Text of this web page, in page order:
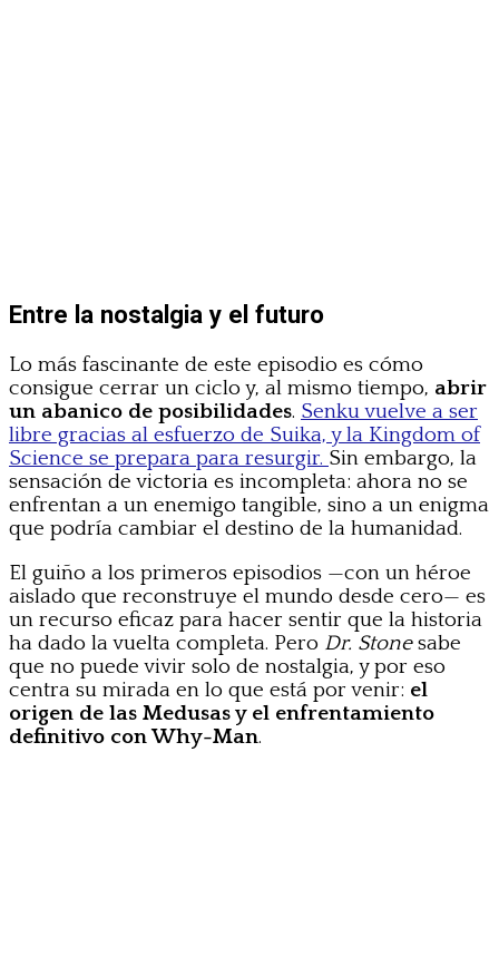
Entre la nostalgia y el futuro
Lo más fascinante de este episodio es cómo
consigue cerrar un ciclo y, al mismo tiempo, abrir
un abanico de posibilidades. Senku vuelve a ser
libre gracias al esfuerzo de Suika, y la Kingdom of
Science se prepara para resurgir. Sin embargo, la
sensación de victoria es incompleta: ahora no se
enfrentan a un enemigo tangible, sino a un enigma
que podría cambiar el destino de la humanidad.
El guiño a los primeros episodios —con un héroe
aislado que reconstruye el mundo desde cero— es
un recurso eficaz para hacer sentir que la historia
ha dado la vuelta completa. Pero Dr. Stonesabe
que no puede vivir solo de nostalgia, y por eso
centra su mirada en lo que está por venir: el
origen de las Medusas y el enfrentamiento
definitivo con Why-Man.